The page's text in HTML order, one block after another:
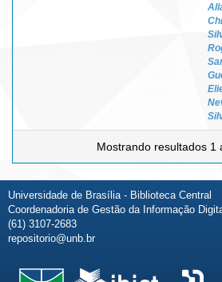
Mostrando resultados 1
Universidade de Brasília - Biblioteca Central
Coordenadoria de Gestão da Informação
(61) 3107-2683
repositorio@unb.br